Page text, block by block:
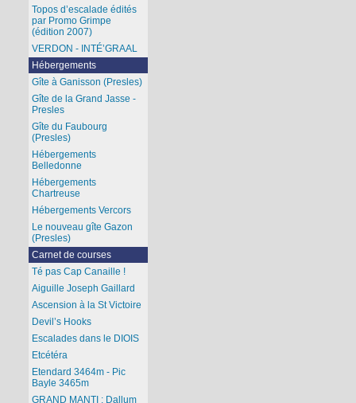
Topos d’escalade édités
par Promo Grimpe
(édition 2007)
VERDON - INTÉ’GRAAL
Hébergements
Gîte à Ganisson (Presles)
Gîte de la Grand Jasse -
Presles
Gîte du Faubourg
(Presles)
Hébergements
Belledonne
Hébergements
Chartreuse
Hébergements Vercors
Le nouveau gîte Gazon
(Presles)
Carnet de courses
Té pas Cap Canaille !
Aiguille Joseph Gaillard
Ascension à la St Victoire
Devil’s Hooks
Escalades dans le DIOIS
Etcétéra
Etendard 3464m - Pic
Bayle 3465m
GRAND MANTI : Dallum